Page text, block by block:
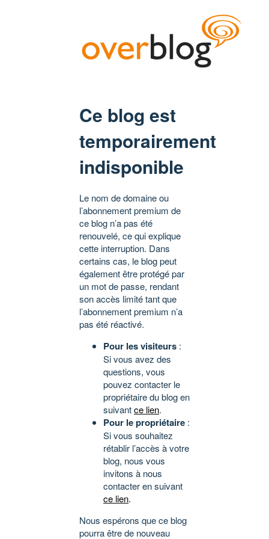
Ce blog est
temporairement
indisponible
Le nom de domaine ou
l’abonnement premium de
ce blog n’a pas été
renouvelé, ce qui explique
cette interruption. Dans
certains cas, le blog peut
également être protégé par
un mot de passe, rendant
son accès limité tant que
l’abonnement premium n’a
pas été réactivé.
Pour les visiteurs :
Si vous avez des
questions, vous
pouvez contacter le
propriétaire du blog en
suivantce lien.
Pour le propriétaire :
Si vous souhaitez
rétablir l’accès à votre
blog, nous vous
invitons à nous
contacter en suivant
ce lien.
Nous espérons que ce blog
pourra être de nouveau